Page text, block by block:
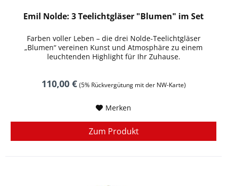
Emil Nolde: 3 Teelichtgläser "Blumen" im Set
Farben voller Leben – die drei Nolde-Teelichtgläser
„Blumen“ vereinen Kunst und Atmosphäre zu einem
leuchtenden Highlight für Ihr Zuhause.
110,00 € (5% Rückvergütung mit der NW-Karte)
Merken
Zum Produkt